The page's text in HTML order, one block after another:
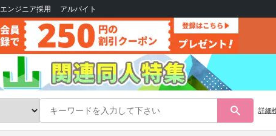
エンジニア採用 アルバイト
詳細